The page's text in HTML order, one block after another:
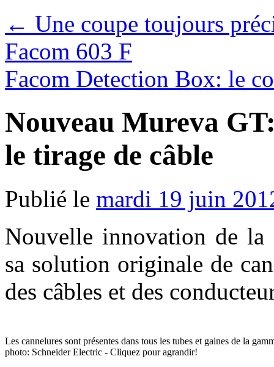
← Une coupe toujours
Facom 603 F
Facom Detection Box: le
Nouveau Mureva
le tirage de câble
Publié le mardi 19 juin
Nouvelle innovation de
sa solution originale de
des câbles et des
Les cannelures sont présentes dans tous les tubes et gaines de la
photo: Schneider Electric - Cliquez pour agrandir!